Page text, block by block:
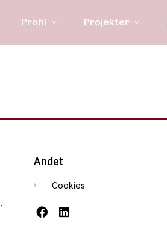
Profil Projekter
Andet
Cookies